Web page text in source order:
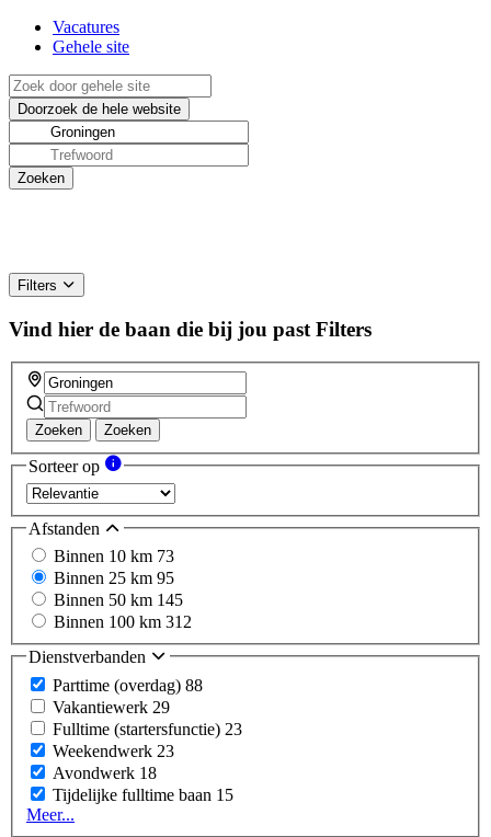
Vacatures
Gehele site
Filters
Vind hier de baan die bij jou past Filters
Zoeken Zoeken
Sorteer op
Afstanden
Binnen 10 km 73
Binnen 25 km 95
Binnen 50 km 145
Binnen 100 km 312
Dienstverbanden
Parttime (overdag) 88
Vakantiewerk 29
Fulltime (startersfunctie) 23
Weekendwerk 23
Avondwerk 18
Tijdelijke fulltime baan 15
Meer...